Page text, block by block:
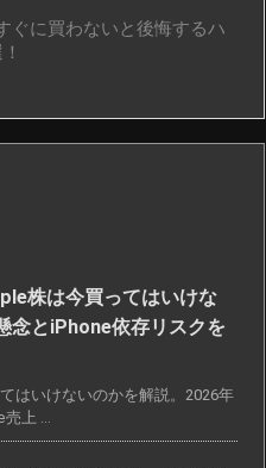
ぐに買わないと後悔するハ
株は今買ってはいけな
念とiPhone依存リスクを
はいけないのかを解説。2026年
上 ...